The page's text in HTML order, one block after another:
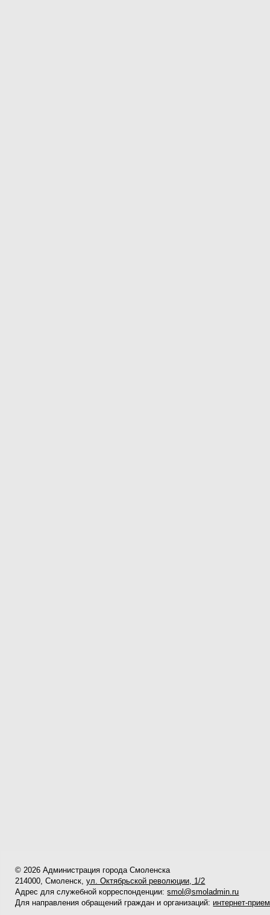
© 2026 Администрация города Смоленска
214000, Смоленск,ул. Октябрьской революции, 1/2
Адрес для служебной корреспонденции:smol@smoladmin.ru
Для направления обращений граждан и организаций: интернет-